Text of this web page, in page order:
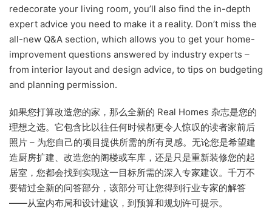
redecorate your living room, you’ll also find the in-depth
expert advice you need to make it a reality. Don’t miss the
all-new Q&A section, which allows you to get your home-
improvement questions answered by industry experts –
from interior layout and design advice, to tips on budgeting
and planning permission.
如果您打算改造您的家，那么全新的 Real Homes 杂志是您的
理想之选。它包含比以往任何时候都更令人惊叹的读者家前后
照片 – 为您自己的项目提供所需的所有灵感。无论您是希望建
造厨房扩建、改造您的阁楼或车库，还是只是重新装修您的起
居室，您都会找到实现这一目标所需的深入专家建议。千万不
要错过全新的问答部分，该部分可让您得到行业专家的解答
——从室内布局和设计建议，到预算和规划许可提示。